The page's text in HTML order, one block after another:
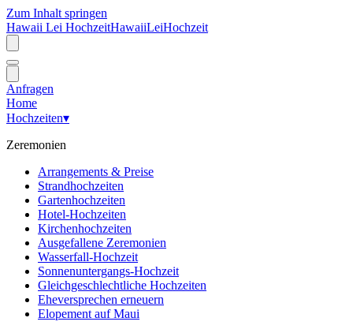
Zum Inhalt springen
Hawaii Lei HochzeitHawaiiLeiHochzeit
Anfragen
Home
Hochzeiten▾
Zeremonien
Arrangements & Preise
Strandhochzeiten
Gartenhochzeiten
Hotel-Hochzeiten
Kirchenhochzeiten
Ausgefallene Zeremonien
Wasserfall-Hochzeit
Sonnenuntergangs-Hochzeit
Gleichgeschlechtliche Hochzeiten
Eheversprechen erneuern
Elopement auf Maui